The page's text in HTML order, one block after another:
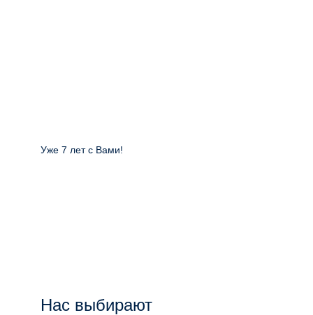
Уже 7 лет с Вами!
Нас выбирают